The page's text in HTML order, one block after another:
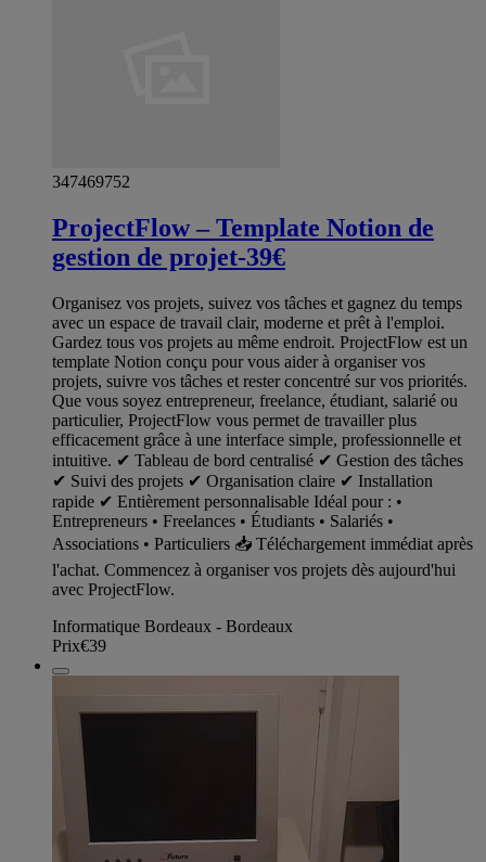
347469752
ProjectFlow – Template Notion de
gestion de projet-39€
Organisez vos projets, suivez vos tâches et gagnez du temps
avec un espace de travail clair, moderne et prêt à l'emploi.
Gardez tous vos projets au même endroit. ProjectFlow est un
template Notion conçu pour vous aider à organiser vos
projets, suivre vos tâches et rester concentré sur vos priorités.
Que vous soyez entrepreneur, freelance, étudiant, salarié ou
particulier, ProjectFlow vous permet de travailler plus
efficacement grâce à une interface simple, professionnelle et
intuitive. ✔ Tableau de bord centralisé ✔ Gestion des tâches
✔ Suivi des projets ✔ Organisation claire ✔ Installation
rapide ✔ Entièrement personnalisable Idéal pour : •
Entrepreneurs • Freelances • Étudiants • Salariés •
Associations • Particuliers 📥 Téléchargement immédiat après
l'achat. Commencez à organiser vos projets dès aujourd'hui
avec ProjectFlow.
Informatique Bordeaux - Bordeaux
Prix€39